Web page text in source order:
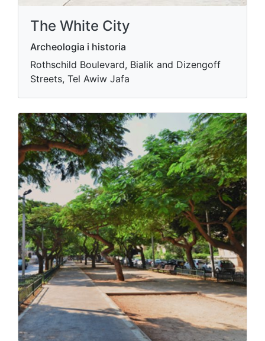
The White City
Archeologia i historia
Rothschild Boulevard, Bialik and Dizengoff
Streets, Tel Awiw Jafa